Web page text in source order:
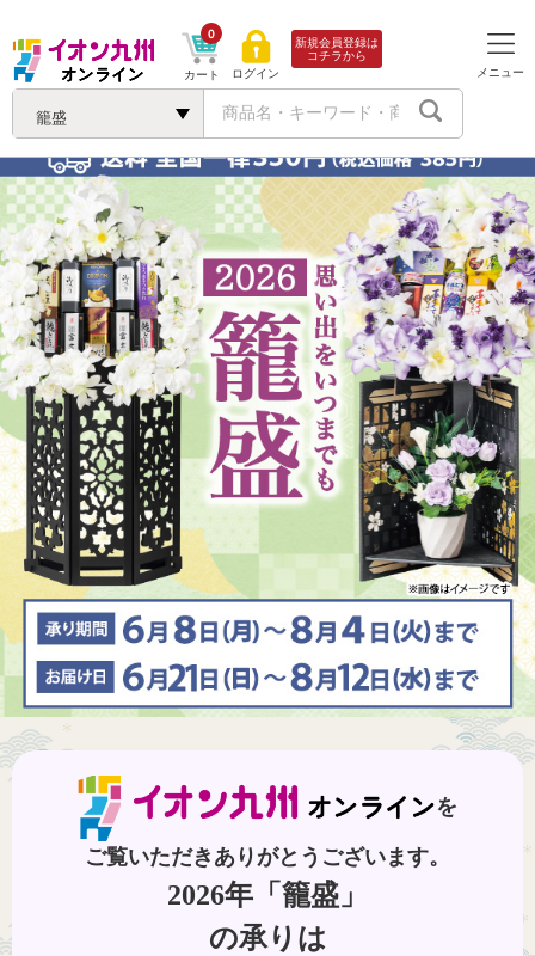
籠盛
カート
0
ログイン
新規会員登録は
コチラから
メニュー
を
ご覧いただきありがとうございます。
2026年「籠盛」
の承りは